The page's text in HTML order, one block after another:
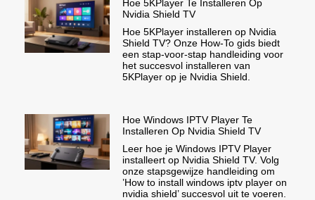
Hoe 5KPlayer Te Installeren Op
Nvidia Shield TV
Hoe 5KPlayer installeren op Nvidia
Shield TV? Onze How-To gids biedt
een stap-voor-stap handleiding voor
het succesvol installeren van
5KPlayer op je Nvidia Shield.
Hoe Windows IPTV Player Te
Installeren Op Nvidia Shield TV
Leer hoe je Windows IPTV Player
installeert op Nvidia Shield TV. Volg
onze stapsgewijze handleiding om
’How to install windows iptv player on
nvidia shield’ succesvol uit te voeren.